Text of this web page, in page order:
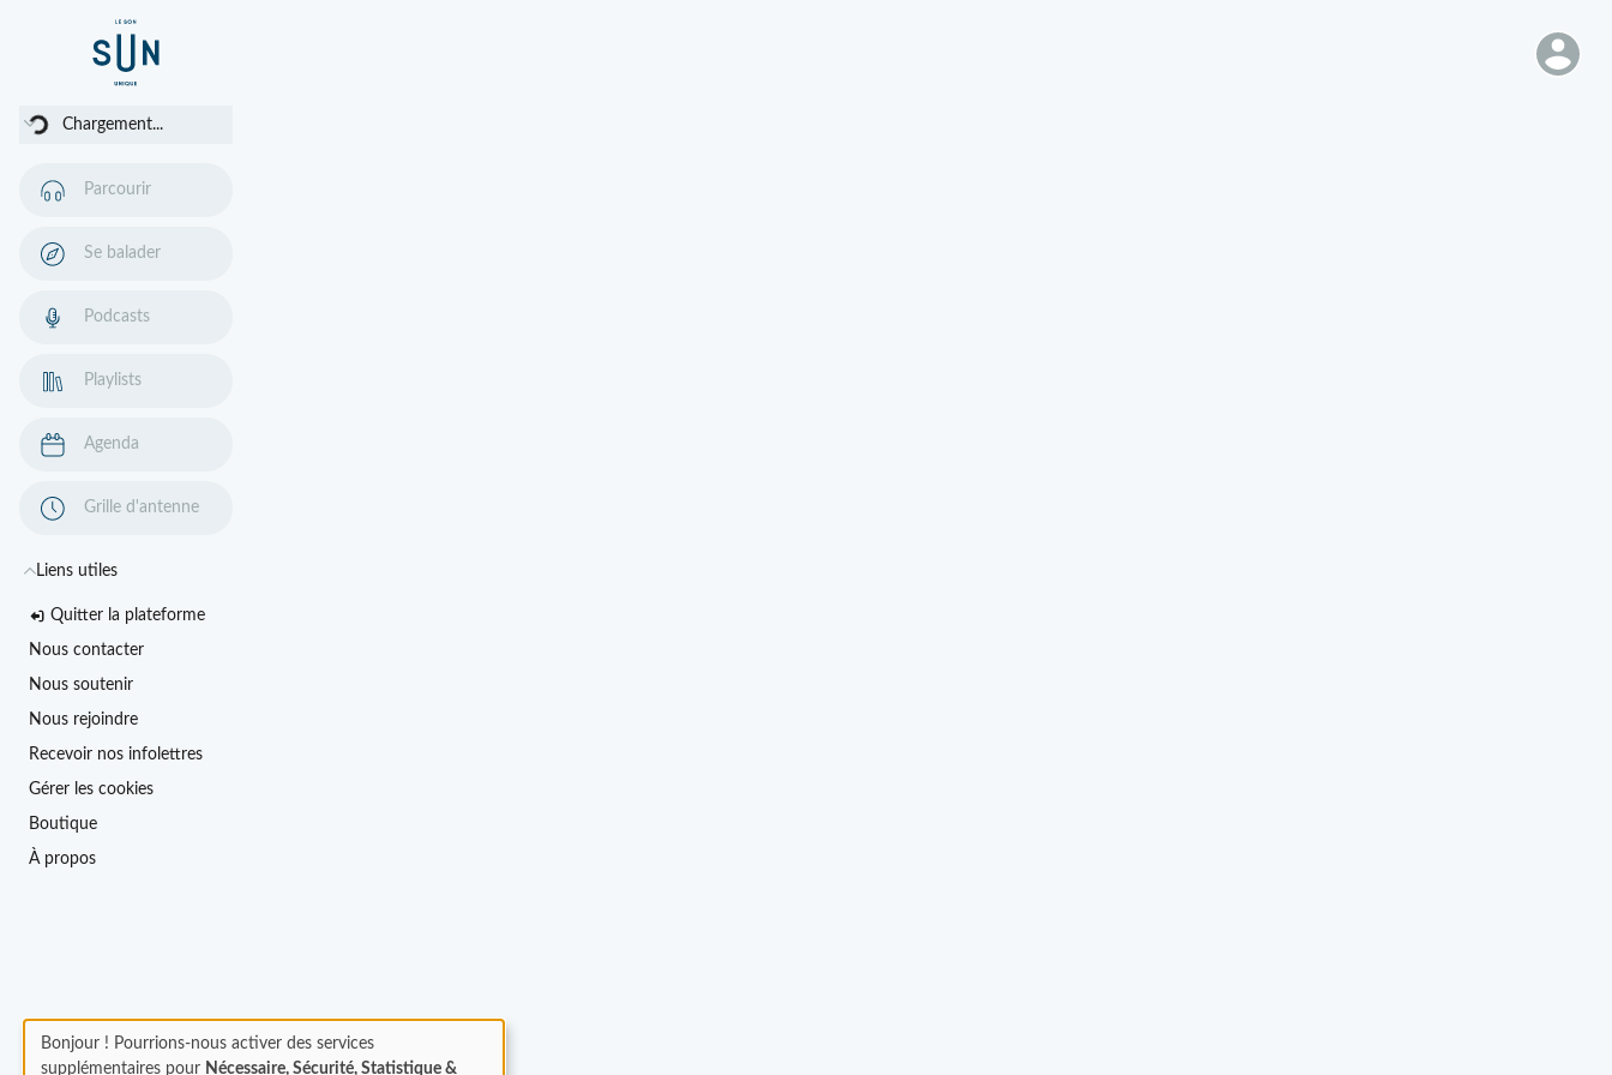
Chargement...
Parcourir
Se balader
Podcasts
Playlists
Agenda
Grille d'antenne
Liens utiles
Quitter la plateforme
Nous contacter
Nous soutenir
Nous rejoindre
Recevoir nos infolettres
Gérer les cookies
Boutique
À propos
Bonjour ! Pourrions-nous activer des services
supplémentaires pour Nécessaire, Sécurité, Statistique &